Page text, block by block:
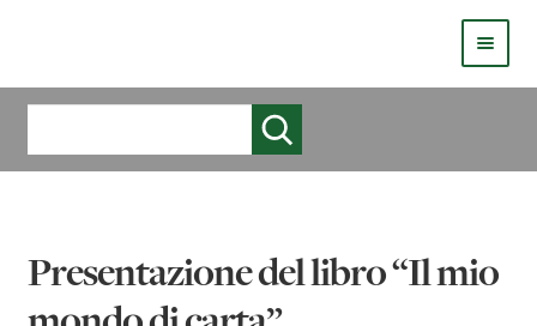
HOMEPAGE
COS’È LIVE
CATALOGO
Presentazione del libro “Il mio